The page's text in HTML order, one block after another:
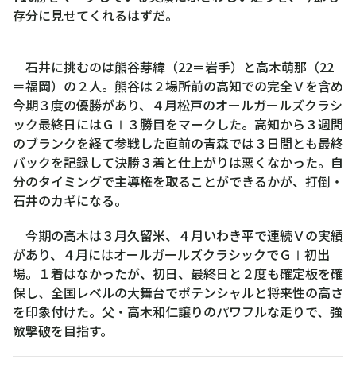
存分に見せてくれるはずだ。
石井に挑むのは熊谷芽緯（22＝岩手）と高木萌那（22
＝福岡）の２人。熊谷は２場所前の高知での完全Ｖを含め
今期３度の優勝があり、４月松戸のオールガールズクラシ
ック最終日にはＧⅠ３勝目をマークした。高知から３週間
のブランクを経て参戦した直前の青森では３日間とも最終
バックを記録して決勝３着と仕上がりは悪くなかった。自
分のタイミングで主導権を取ることができるかが、打倒・
石井のカギになる。
今期の高木は３月久留米、４月いわき平で連続Ｖの実績
があり、４月にはオールガールズクラシックでＧⅠ初出
場。１着はなかったが、初日、最終日と２度も確定板を確
保し、全国レベルの大舞台でポテンシャルと将来性の高さ
を印象付けた。父・高木和仁譲りのパワフルな走りで、強
敵撃破を目指す。